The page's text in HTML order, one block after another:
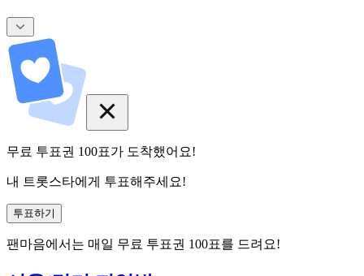
무료 투표권 100표가 도착했어요!
내 트롯스타에게 투표해주세요!
투표하기
팬마음에서는 매일 무료 투표권 100표를 드려요!